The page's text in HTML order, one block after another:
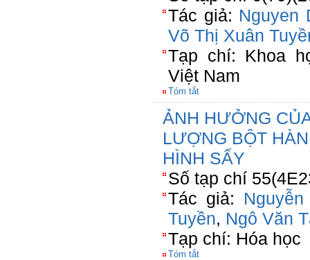
Tác giả: Nguyen
Võ Thị Xuân
Tạp chí: Khoa
Việt Nam
Tóm tắt
ẢNH HƯỞNG
LƯỢNG BỘT
HÌNH SẤY
Số tạp chí
Tác giả:
Tuyền, Ngô Văn
Tạp chí: Hóa học
Tóm tắt